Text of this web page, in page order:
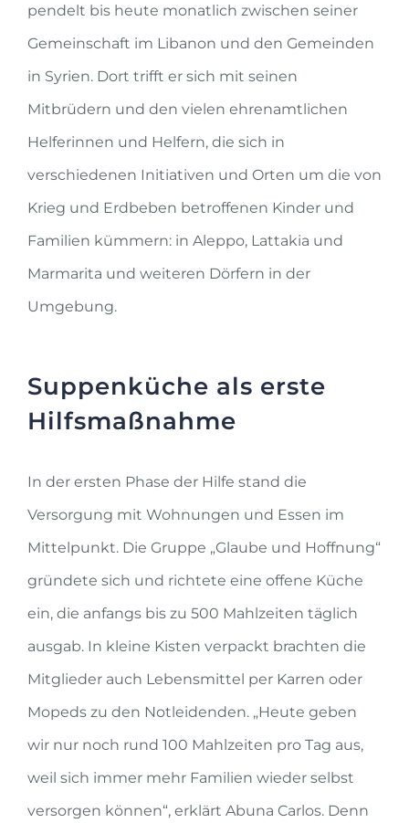
pendelt bis heute monatlich zwischen seiner
Gemeinschaft im Libanon und den Gemeinden
in Syrien. Dort trifft er sich mit seinen
Mitbrüdern und den vielen ehrenamtlichen
Helferinnen und Helfern, die sich in
verschiedenen Initiativen und Orten um die von
Krieg und Erdbeben betroffenen Kinder und
Familien kümmern: in Aleppo, Lattakia und
Marmarita und weiteren Dörfern in der
Umgebung.
Suppenküche als erste
Hilfsmaßnahme
In der ersten Phase der Hilfe stand die
Versorgung mit Wohnungen und Essen im
Mittelpunkt. Die Gruppe „Glaube und Hoffnung“
gründete sich und richtete eine offene Küche
ein, die anfangs bis zu 500 Mahlzeiten täglich
ausgab. In kleine Kisten verpackt brachten die
Mitglieder auch Lebensmittel per Karren oder
Mopeds zu den Notleidenden. „Heute geben
wir nur noch rund 100 Mahlzeiten pro Tag aus,
weil sich immer mehr Familien wieder selbst
versorgen können“, erklärt Abuna Carlos. Denn